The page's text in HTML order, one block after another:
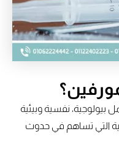
نفسية وبيئية
التي تساهم في حدوث